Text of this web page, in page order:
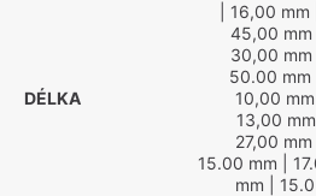
DÉLKA
| 16,00 mm
45,00 mm
30,00 mm
50.00 mm
10,00 mm
13,00 mm
27,00 mm
15.00 mm |
mm |